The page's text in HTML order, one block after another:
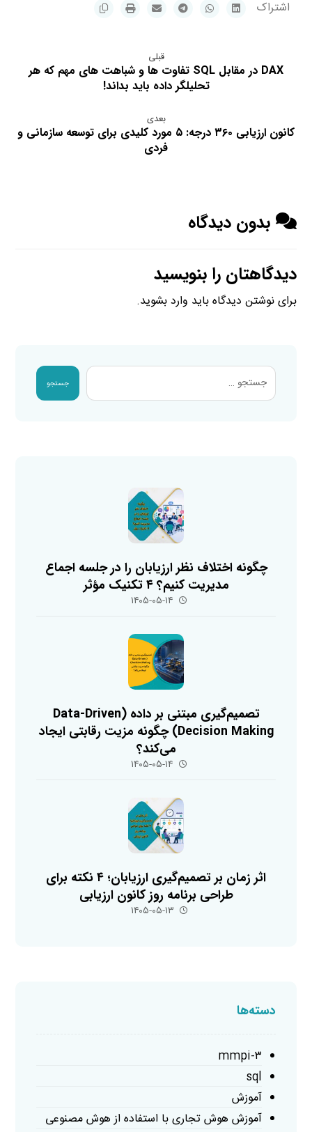
قبلی
DAX در مقابل SQL تفاوت ها و شباهت های مهم که هر
تحلیلگر داده باید بداند!
بعدی
کانون ارزیابی ۳۶۰ درجه: ۵ مورد کلیدی برای توسعه سازمانی و
فردی
بدون دیدگاه
دیدگاهتان را بنویسید
برای نوشتن دیدگاه باید وارد بشوید.
جستجو
چگونه اختلاف نظر ارزیابان را در جلسه اجماع
مدیریت کنیم؟ ۴ تکنیک مؤثر
۱۴۰۵-۰۵-۱۴
تصمیم‌گیری مبتنی بر داده (Data-Driven
Decision Making) چگونه مزیت رقابتی ایجاد
می‌کند؟
۱۴۰۵-۰۵-۱۴
اثر زمان بر تصمیم‌گیری ارزیابان؛ ۴ نکته برای
طراحی برنامه روز کانون ارزیابی
۱۴۰۵-۰۵-۱۳
دسته‌ها
mmpi-۳
sql
آموزش
آموزش هوش تجاری با استفاده از هوش مصنوعی